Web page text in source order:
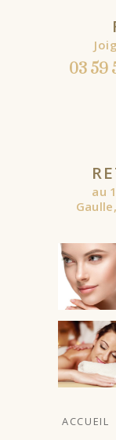
03 59
au
À partir
ACCUEIL